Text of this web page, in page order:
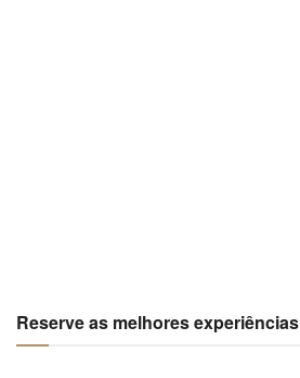
Reserve as melhores experiências